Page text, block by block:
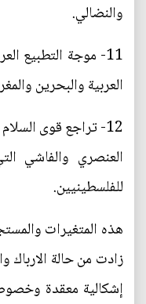
والنضالي.
11- موجة التطبيع
العربية والبحرين
12- تراجع قوى
العنصري والفاشي
للفلسطينيين.
هذه المتغيرات
زادت من حالة الارباك
إشكالية معقدة